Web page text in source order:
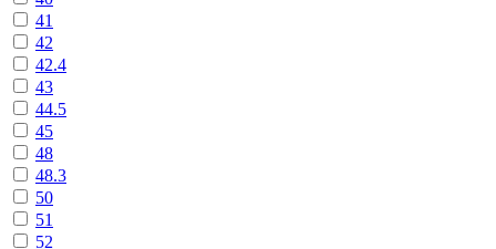
41
42
42.4
43
44.5
45
48
48.3
50
51
52